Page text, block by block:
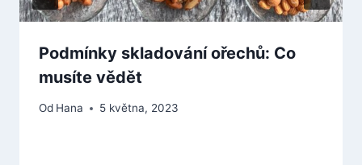
Podmínky skladování ořechů: Co
musíte vědět
Od Hana 5 května, 2023